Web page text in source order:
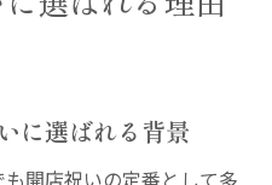
に選ばれる背景
開店祝いの定番として多